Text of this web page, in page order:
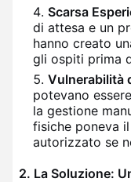
Scarsa
di attesa e un
hanno creato
gli ospiti prima
Vulnerabilità
potevano
la gestione
fisiche poneva
autorizzato se
2. La Soluzione: